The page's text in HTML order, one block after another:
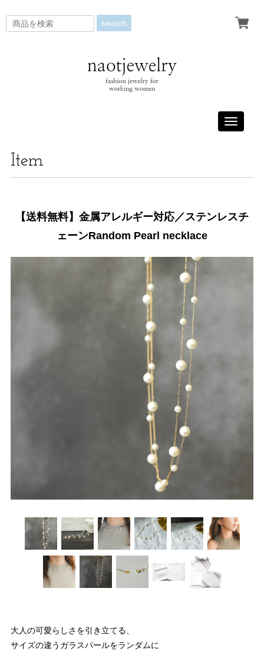
search
Toggle
Item
【送料無料】金属アレルギー対応／ステンレスチ
ェーンRandom Pearl necklace
大人の可愛らしさを引き立てる、
サイズの違うガラスパールをランダムに